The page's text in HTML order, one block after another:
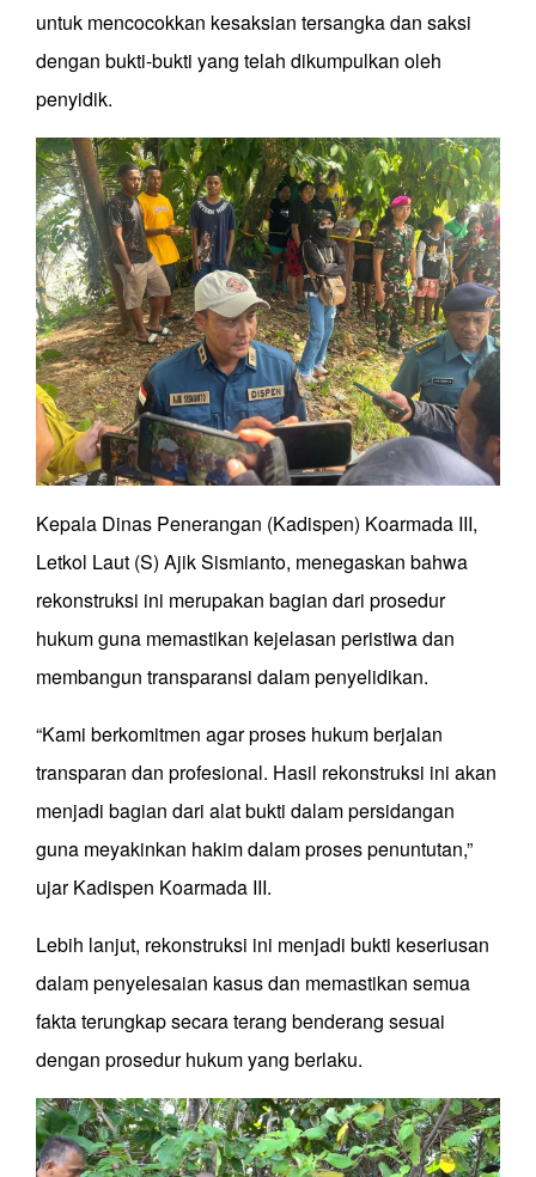
untuk mencocokkan kesaksian tersangka dan saksi
dengan bukti-bukti yang telah dikumpulkan oleh
penyidik.
Kepala Dinas Penerangan (Kadispen) Koarmada III,
Letkol Laut (S) Ajik Sismianto, menegaskan bahwa
rekonstruksi ini merupakan bagian dari prosedur
hukum guna memastikan kejelasan peristiwa dan
membangun transparansi dalam penyelidikan.
“Kami berkomitmen agar proses hukum berjalan
transparan dan profesional. Hasil rekonstruksi ini akan
menjadi bagian dari alat bukti dalam persidangan
guna meyakinkan hakim dalam proses penuntutan,”
ujar Kadispen Koarmada III.
Lebih lanjut, rekonstruksi ini menjadi bukti keseriusan
dalam penyelesaian kasus dan memastikan semua
fakta terungkap secara terang benderang sesuai
dengan prosedur hukum yang berlaku.